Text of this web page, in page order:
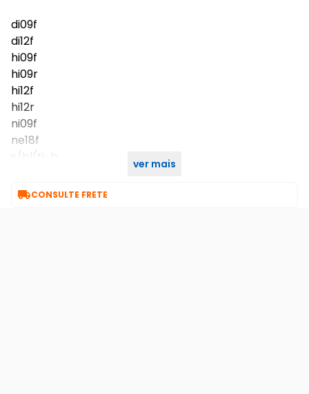
di09f
di12f
hi09f
hi09r
hi12f
hi12r
ni09f
ne18f
s/bl(ti-b
ver mais
CONSULTE FRETE